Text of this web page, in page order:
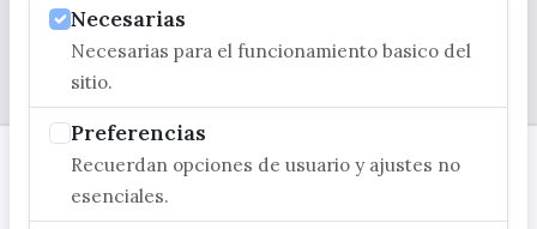
Necesarias
Necesarias para el funcionamiento basico del
sitio.
Preferencias
Recuerdan opciones de usuario y ajustes no
esenciales.